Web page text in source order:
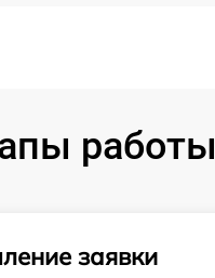
работы
заявки